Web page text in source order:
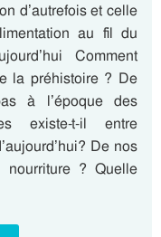
d’autrefois et celle
au fil du
Comment
la préhistoire ? De
à l’époque des
existe-t-il entre
De nos
? Quelle